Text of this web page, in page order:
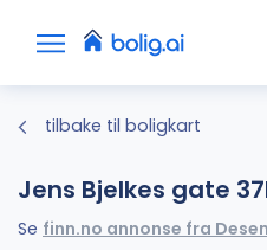
tilbake til boligkart
Jens Bjelkes gate
Se finn.no annonse fra